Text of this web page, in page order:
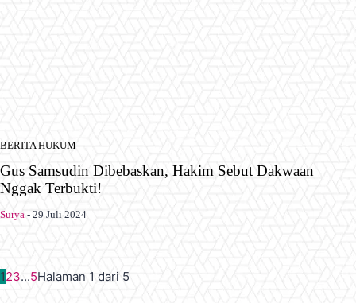
BERITA HUKUM
Gus Samsudin Dibebaskan, Hakim Sebut Dakwaan
Nggak Terbukti!
Surya - 29 Juli 2024
123...5Halaman 1 dari 5